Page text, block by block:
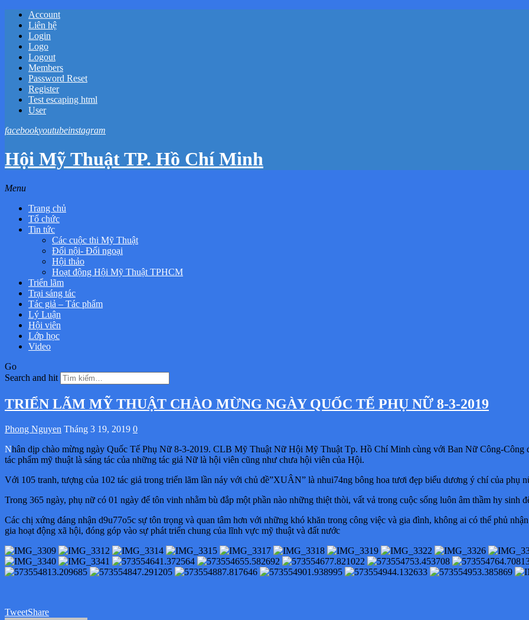
Account
Liên hệ
Login
Logo
Logout
Members
Password Reset
Register
Test escaping html
User
facebookyoutubeinstagram
Hội Mỹ Thuật TP. Hồ Chí Minh
Menu
Trang chủ
Tổ chức
Tin tức
Các cuộc thi Mỹ Thuật
Đối nội- Đối ngoại
Hội thảo
Hoạt động Hội Mỹ Thuật TPHCM
Triển lãm
Trại sáng tác
Tác giả – Tác phẩm
Lý Luận
Hội viên
Lớp học
Video
Go
Search and hit
TRIỂN LÃM MỸ THUẬT CHÀO MỪNG NGÀY QUỐC TẾ PHỤ NỮ 8-3-2019
Phong Nguyen Tháng 3 19, 2019 0
Nhân dịp chào mừng ngày Quốc Tế Phụ Nữ 8-3-2019. CLB Mỹ Thuật Nữ Hội Mỹ Thuật Tp. Hồ Chí Minh cùng với Ban Nữ Công-Công đoàn trường Đại Học Mỹ Thuật Tp. Hồ Chí Minh tổ chức triển lãm
tác phẩm mỹ thuật là sáng tác của những tác giả Nữ là hội viên cũng như chưa hội viên của Hội.
Với 105 tranh, tượng của 102 tác giả trong triển lãm lần náy với chủ đề”XUÂN” là nhui74ng bông hoa tươi đẹp biểu dương ý chí của phụ
Trong 365 ngày, phụ nữ có 01 ngày để tôn vinh nhằm bù đắp một phần nào những thiệt thòi, vất vả trong cuộc sống luôn âm thầm hy sinh
Các chị xứng đáng nhận d9u77o5c sự tôn trọng và quan tâm hơn với những khó khăn trong công việc và gia đình, không ai có thể phủ
gia hoạt động xã hội, đóng góp vào sự phát triển chung của lĩnh vực mỹ thuật và đất nước
TweetShare